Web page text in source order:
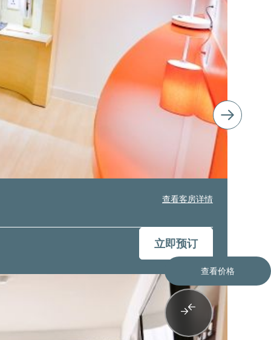
查看价格
查看客房详情
立即预订